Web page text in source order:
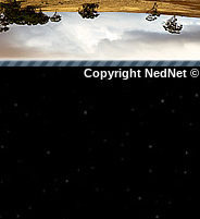
Copyright NedNet